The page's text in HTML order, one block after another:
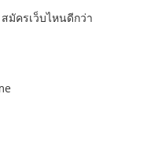
สมัครเว็บไหนดีกว่า